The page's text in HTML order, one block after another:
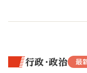
行政・政治 最